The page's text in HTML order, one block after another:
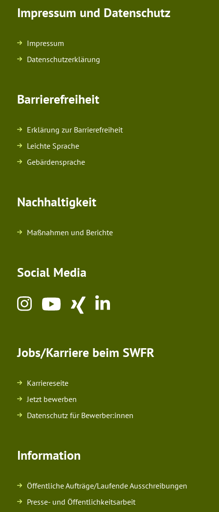
Impressum und Datenschutz
Impressum
Datenschutzerklärung
Barrierefreiheit
Erklärung zur Barrierefreiheit
Leichte Sprache
Gebärdensprache
Nachhaltigkeit
Maßnahmen und Berichte
Social Media
Jobs/Karriere beim SWFR
Karriereseite
Jetzt bewerben
Datenschutz für Bewerber:innen
Information
Öffentliche Aufträge/Laufende Ausschreibungen
Presse- und Öffentlichkeitsarbeit